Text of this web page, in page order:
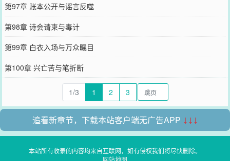
第97章 账本公开与谣言反噬
第98章 诗会请柬与毒计
第99章 白衣入场与万众瞩目
第100章 兴亡苦与笔折断
1/3 1 2 3
追看新章节，下载本站客户端无广告APP ↓↓↓
本站所有收录的内容均来自互联网，如有侵权我们将尽快删除。
网站地图